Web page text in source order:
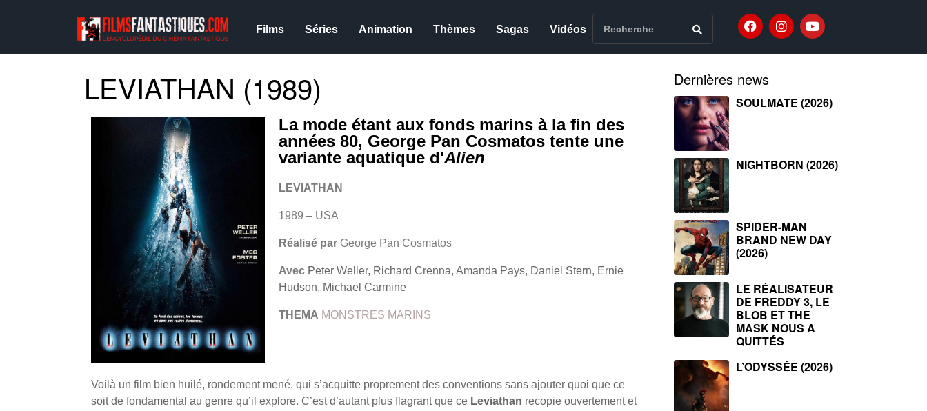
Films Séries Animation Thèmes Sagas Vidéos
LEVIATHAN (1989)
La mode étant aux fonds marins à la fin des
années 80, George Pan Cosmatos tente une
variante aquatique d'Alien
LEVIATHAN
1989 – USA
Réalisé par George Pan Cosmatos
Avec Peter Weller, Richard Crenna, Amanda Pays, Daniel Stern, Ernie
Hudson, Michael Carmine
THEMA MONSTRES MARINS
Voilà un film bien huilé, rondement mené, qui s’acquitte proprement des conventions sans ajouter quoi que ce
soit de fondamental au genre qu’il explore. C’est d’autant plus flagrant que ce Leviathan recopie ouvertement et
Dernières news
SOULMATE (2026)
NIGHTBORN (2026)
SPIDER-MAN
BRAND NEW DAY
(2026)
LE RÉALISATEUR
DE FREDDY 3, LE
BLOB ET THE
MASK NOUS A
QUITTÉS
L’ODYSSÉE (2026)